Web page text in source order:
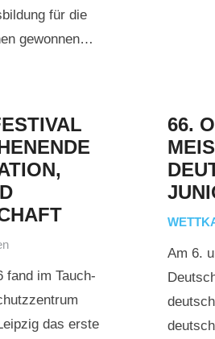
für die
gewonnen…
fand im Tauch-
das erste
66.
Am 6.